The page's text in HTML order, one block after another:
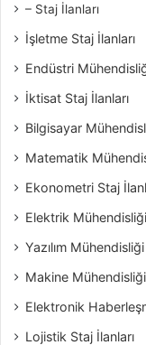
– Staj İlanları
İşletme Staj İlanları
Endüstri
İktisat Staj İlanları
Bilgisayar
Matematik
Ekonometri Staj
Elektrik
Yazılım
Makine
Elektronik
Lojistik Staj İlanları